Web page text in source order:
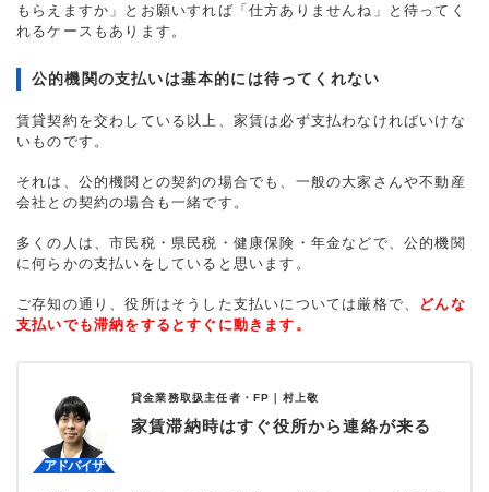
もらえますか」とお願いすれば「仕方ありませんね」と待ってく
れるケースもあります。
公的機関の支払いは基本的には待ってくれない
賃貸契約を交わしている以上、家賃は必ず支払わなければいけな
いものです。
それは、公的機関との契約の場合でも、一般の大家さんや不動産
会社との契約の場合も一緒です。
多くの人は、市民税・県民税・健康保険・年金などで、公的機関
に何らかの支払いをしていると思います。
ご存知の通り、役所はそうした支払いについては厳格で、
どんな
支払いでも滞納をするとすぐに動きます。
貸金業務取扱主任者・FP｜ 村上敬
家賃滞納時はすぐ役所から連絡が来る